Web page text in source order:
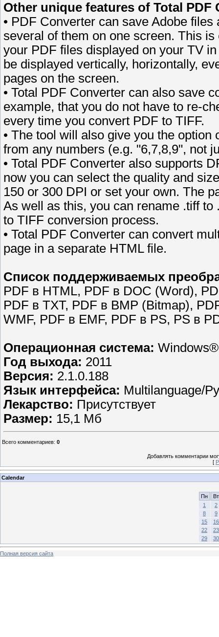
Other unique features of Total PDF
• PDF Converter can save Adobe
several of them on one screen. This
your PDF files displayed on your TV
be displayed vertically, horizontally,
pages on the screen.
• Total PDF Converter can also save
example, that you do not have to re-
every time you convert PDF to TIFF.
• The tool will also give you the
from any numbers (e.g. "6,7,8,9", not
• Total PDF Converter also supports
now you can select the quality and
150 or 300 DPI or set your own. The
As well as this, you can rename .tiff
to TIFF conversion process.
• Total PDF Converter can convert
page in a separate HTML file.
Список поддерживаемых
PDF в HTML, PDF в DOC (Word),
PDF в TXT, PDF в BMP (Bitmap),
WMF, PDF в EMF, PDF в PS, PS в
Операционная система:
Год выхода: 2011
Версия: 2.1.0.188
Язык интерфейса: Multilanguage/
Лекарство: Присутствует
Размер: 15,1 Мб
Всего комментариев: 0
Добавлять комментарии
[
Calendar
Пн
Вт
1
2
8
9
15
16
22
23
29
30
Полная версия сайта